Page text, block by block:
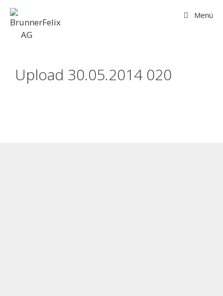
Menü
Upload 30.05.2014 020